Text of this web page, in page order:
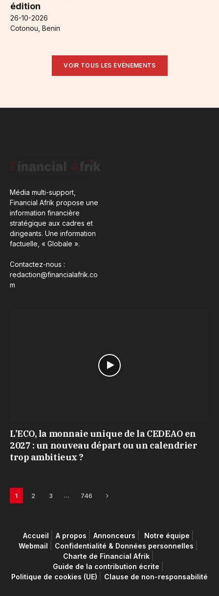
édition
26-10-2026
Cotonou, Benin
VOIR TOUS LES ÉVÉNEMENTS
Média multi-support,
Financial Afrik propose une
information financière
stratégique aux cadres et
dirigeants. Une information
factuelle, « Globale ».
Contactez-nous :
redaction@financialafrik.co
m
L’ECO, la monnaie unique de la CEDEAO en
2027 : un nouveau départ ou un calendrier
trop ambitieux ?
1 2 3 … 746 Next
Accueil A propos Annonceurs
Notre équipe
Webmail
Confidentialité & Données personnelles
Charte de Financial Afrik
Guide de la contribution écrite
Politique de cookies (UE)
Clause de non-responsabilité